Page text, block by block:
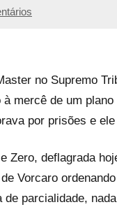
no Supremo
mercê de um
por prisões e
Zero, deflagrada
Vorcaro
de parcialidade,